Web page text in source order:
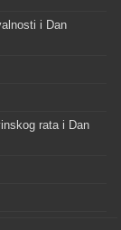
i Dan
rata i Dan